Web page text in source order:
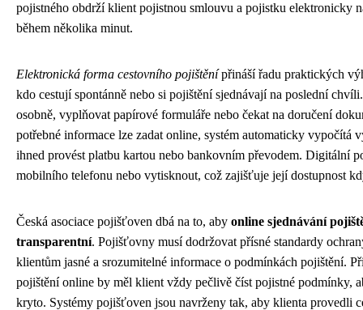
pojistného obdrží klient pojistnou smlouvu a pojistku elektronicky
během několika minut.
Elektronická forma cestovního pojištěnípřináší řadu praktických
kdo cestují spontánně nebo si pojištění sjednávají na poslední
osobně, vyplňovat papírové formuláře nebo čekat na doručení
potřebné informace lze zadat online, systém automaticky vypočítá
ihned provést platbu kartou nebo bankovním převodem. Digitální
mobilního telefonu nebo vytisknout, což zajišťuje její dostupnost
Česká asociace pojišťoven dbá na to, aby online sjednávání
transparentní. Pojišťovny musí dodržovat přísné standardy
klientům jasné a srozumitelné informace o podmínkách pojištění.
pojištění online by měl klient vždy pečlivě číst pojistné podmínky,
kryto. Systémy pojišťoven jsou navrženy tak, aby klienta provedli